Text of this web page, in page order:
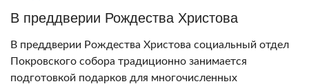
В преддверии Рождества Христова
В преддверии Рождества Христова социальный отдел
Покровского собора традиционно занимается
подготовкой подарков для многочисленных